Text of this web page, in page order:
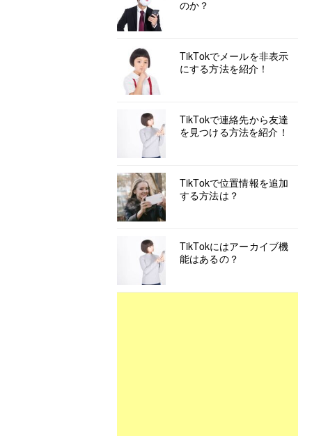
のか？
TikTokでメールを非表示
にする方法を紹介！
TikTokで連絡先から友達
を見つける方法を紹介！
TikTokで位置情報を追加
する方法は？
TikTokにはアーカイブ機
能はあるの？